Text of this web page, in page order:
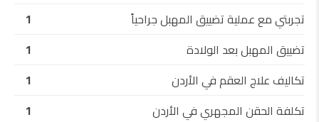
تجربتي مع عملية تضييق المهبل جراحياً
1
تضييق المهبل بعد الولادة
1
تكاليف علاج العقم في الأردن
1
تكلفة الحقن المجهري في الأردن
1